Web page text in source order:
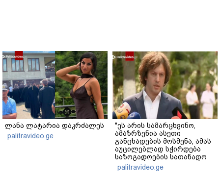
ლანა ლატარია დაკრძალეს
palitravideo.ge
"ეს არის სამარცხვინო,
ამაზრზენია ასეთი
განცხადების მოსმენა, ამას
აუცილებლად სჭირდება
საზოგადოების სათანადო
რეაქცია" - ირაკლი
კობახიძე
palitravideo.ge